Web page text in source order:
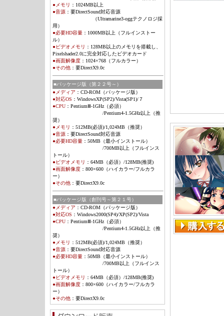
●メモリ ： 1024MB以上
●音源 ：要DirectSound対応音源
（Ultramarine3-oggテクノロジ採
用）
●必要HD容量 ： 1000MB以上（フルインストー
ル）
●ビデオメモリ ： 128MB以上のメモリを搭載し、
Pixelshader2.0に完全対応したビデオカード
●画面解像度 ：1024×768（フルカラー）
●その他 ： 要DirectX9.0c
■パッケージ版（第２２号～）
●メディア ： CD-ROM（パッケージ版）
●対応OS ： WindowsXP(SP2)/Vista(SP1)/７
●CPU ：PentiumⅢ-1GHz（必須）
/Pentium4-1.5GHz以上（推
奨）
●メモリ ： 512MB(必須)/1,024MB（推奨）
●音源 ： 要DirectSound対応音源
●必要HD容量 ： 50MB（最小インストール）
/700MB以上（フルインス
トール）
●ビデオメモリ ： 64MB（必須）/128MB(推奨)
●画面解像度 ：800×600（ハイカラー/フルカラ
ー）
●その他 ： 要DirectX9.0c
■パッケージ版（創刊号～第２１号）
●メディア ： CD-ROM（パッケージ版）
●対応OS ： Windows2000(SP4)/XP(SP2)/Vista
●CPU ：PentiumⅢ-1GHz（必須）
/Pentium4-1.5GHz以上（推
奨）
●メモリ ： 512MB(必須)/1,024MB（推奨）
●音源 ： 要DirectSound対応音源
●必要HD容量 ： 50MB（最小インストール）
/700MB以上（フルインス
トール）
●ビデオメモリ ： 64MB（必須）/128MB(推奨)
●画面解像度 ：800×600（ハイカラー/フルカラ
ー）
●その他 ： 要DirectX9.0c